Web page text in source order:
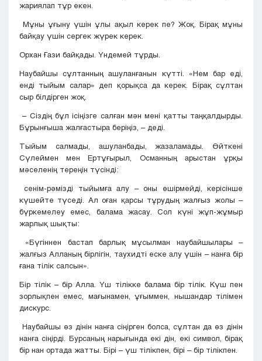
жариялап тұр екен.
Мұны ұғыну үшін ұлы ақыл керек пе? Жоқ. Бірақ мұны
байқау үшін сергек жүрек керек.
Орхан Ғази байқады. Үндемей тұрды.
Наубайшы сұлтанның ашуланғанын күтті. «Нем бар еді,
енді тыйым салар» деп қорықса да керек. Бірақ сұлтан
сыр білдірген жоқ.
– Сіздің бұл ісіңізге салған мән мені қатты таңқалдырды.
Бұрынғыша жалғастыра беріңіз, – деді.
Тыйым салмады, ашуланбады, жазаламады. Өйткені
Сүлеймен мен Ертұғырыл, Османның арыстан ұрқы
мәселенің тереңін түсінді:
сенім-рәмізді тыйымға алу – оны өшірмейді, керісінше
күшейте түседі. Ал оған қарсы тұрудың жалғыз жолы –
бүркемелеу емес, балама жасау. Сол күні жұп-жұмыр
жарлық шықты:
«Бүгіннен бастап барлық мұсылман наубайшылары –
жалғыз Алланың бірлігін, таухидті еске алу үшін – нанға бір
ғана тілік салсын».
Бір тілік – бір Алла. Үш тілікке балама бір тілік. Күш пен
зорлықпен емес, мағынамен, ұғыммен, нышандар тілімен
дискурс.
Наубайшы өз дінін нанға сіңірген болса, сұлтан да өз дінін
нанға сіңірді. Бурсаның нарығында екі дін, екі символ, бірақ
бір нан ортада жатты. Бірі – үш тілікпен, бірі – бір тілікпен.